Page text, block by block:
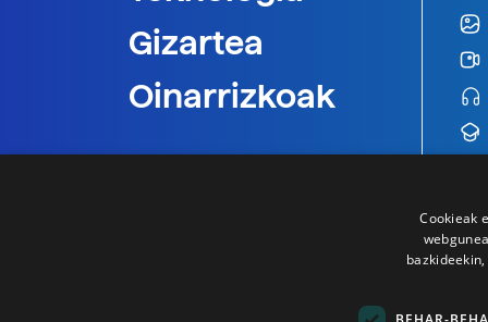
Gizartea
Oinarrizkoak
Cookieak